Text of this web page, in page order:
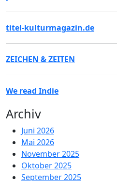
titel-kulturmagazin.de
ZEICHEN & ZEITEN
We read Indie
Archiv
Juni 2026
Mai 2026
November 2025
Oktober 2025
September 2025